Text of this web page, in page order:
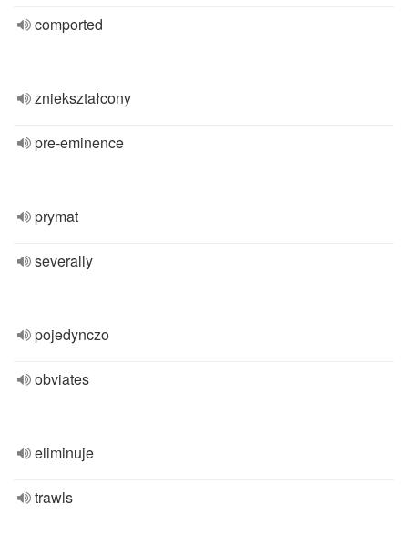
comported
zniekształcony
pre-eminence
prymat
severally
pojedynczo
obviates
eliminuje
trawls